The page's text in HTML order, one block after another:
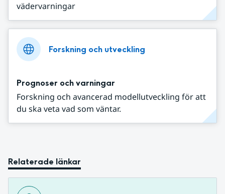
vädervarningar
Forskning och utveckling
Prognoser och varningar
Forskning och avancerad modellutveckling för att
du ska veta vad som väntar.
Relaterade länkar